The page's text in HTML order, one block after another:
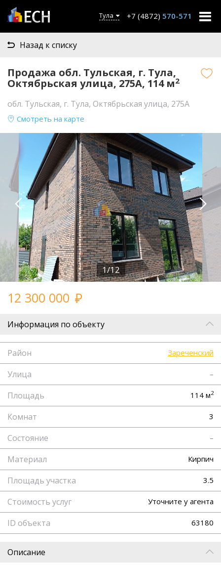
Тула +7 (4872) 570-571
Назад к списку
Продажа обл. Тульская, г. Тула,
Октябрьская улица, 275А, 114 м2
обл. Тульская, г. Тула, Октябрьская улица, 275А
Смотреть на карте
1/12
12 300 000
Информация по объекту
Район Зареченский
Улица –
Площадь 114 м2
Комнат 3
Состояние –
Материал Кирпич
Площадь участка 3.5
Стоимость услуг Уточните у агента
ID объекта 63180
Описание